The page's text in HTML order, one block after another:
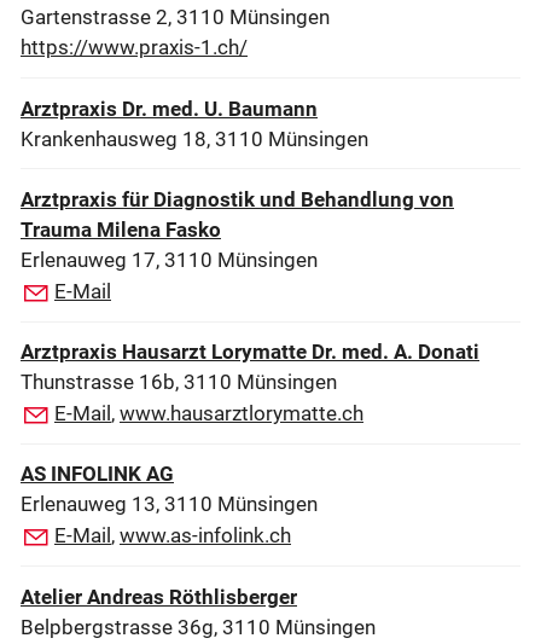
Gartenstrasse 2, 3110 Münsingen
https://www.praxis-1.ch/
Arztpraxis Dr. med. U. Baumann
Krankenhausweg 18, 3110 Münsingen
Arztpraxis für Diagnostik und Behandlung von
Trauma Milena Fasko
Erlenauweg 17, 3110 Münsingen
E-Mail
Arztpraxis Hausarzt Lorymatte Dr. med. A. Donati
Thunstrasse 16b, 3110 Münsingen
E-Mail, www.hausarztlorymatte.ch
AS INFOLINK AG
Erlenauweg 13, 3110 Münsingen
E-Mail, www.as-infolink.ch
Atelier Andreas Röthlisberger
Belpbergstrasse 36g, 3110 Münsingen